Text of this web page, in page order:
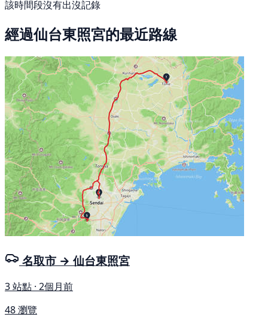
該時間段沒有出沒記錄
經過仙台東照宮的最近路線
名取市 → 仙台東照宮
3 站點 · 2個月前
48 瀏覽